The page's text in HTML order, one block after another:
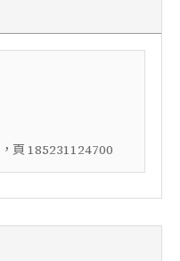
，頁 185231124700